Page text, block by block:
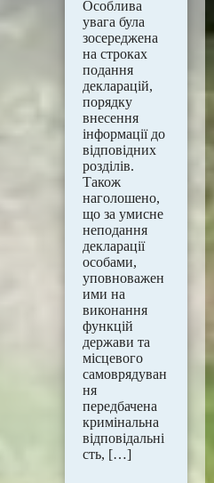
Особлива
увага була
зосереджена
на строках
подання
декларацій,
порядку
внесення
інформації до
відповідних
розділів.
Також
наголошено,
що за умисне
неподання
декларації
особами,
уповноважен
ими на
виконання
функцій
держави та
місцевого
самоврядуван
ня
передбачена
кримінальна
відповідальні
сть, […]